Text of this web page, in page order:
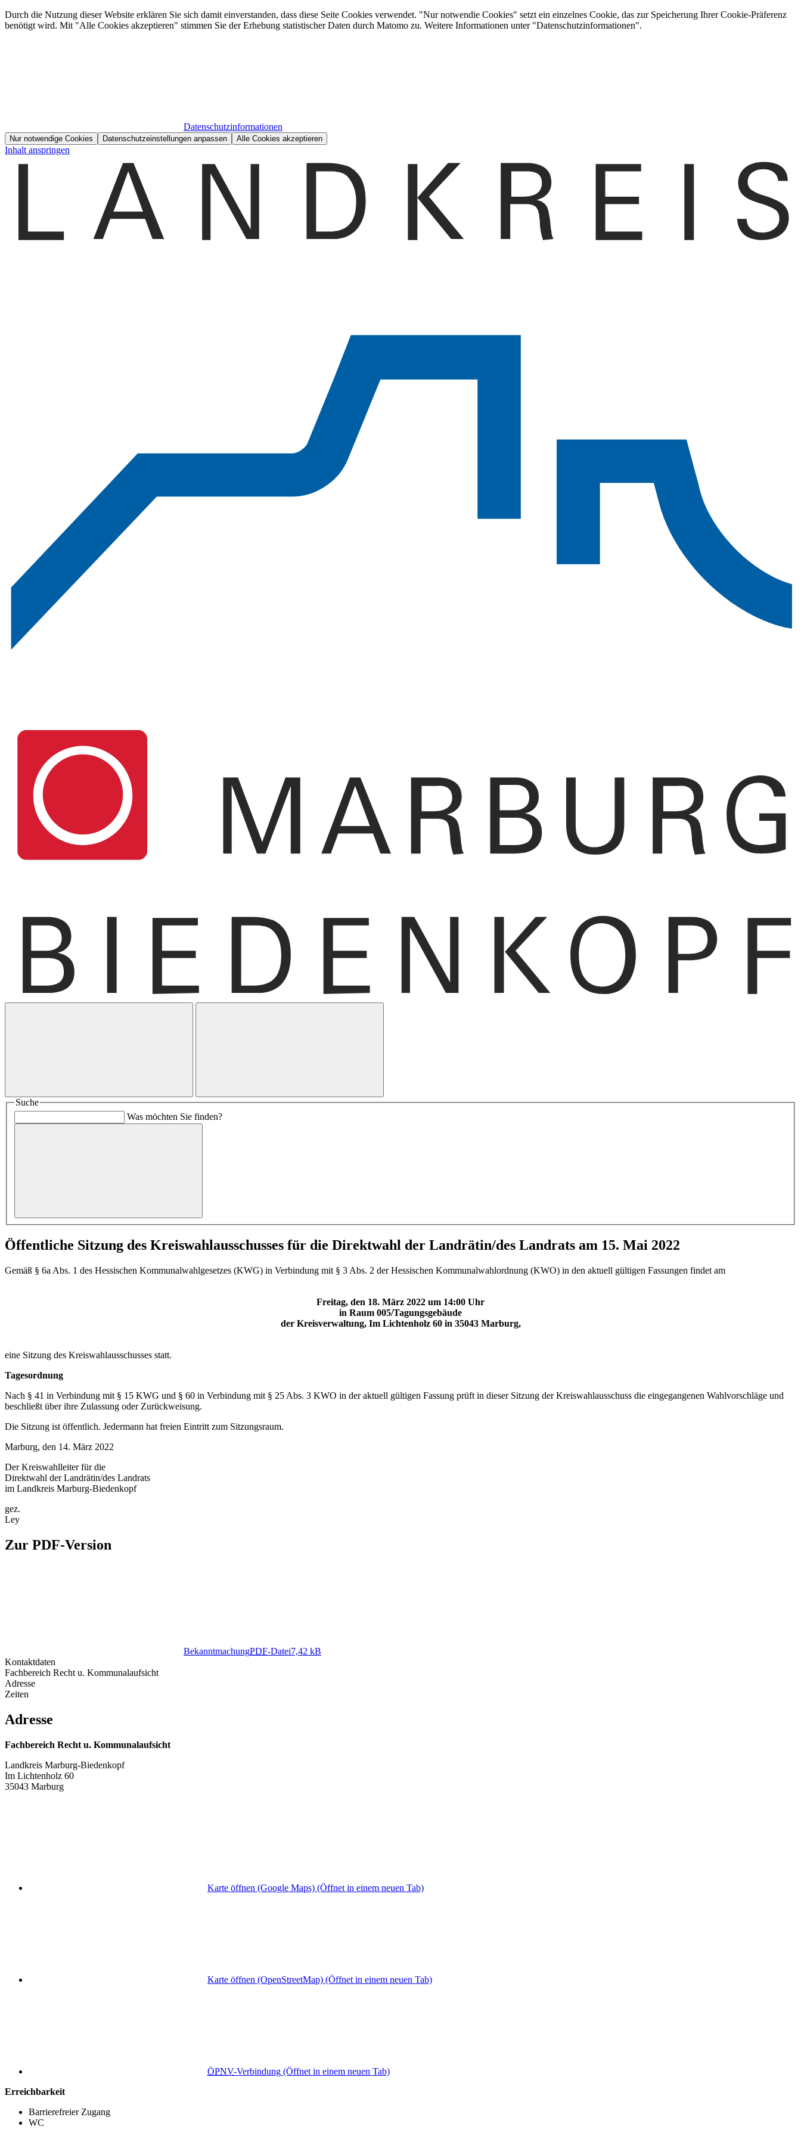
Durch die Nutzung dieser Website erklären Sie sich damit einverstanden, dass diese Seite Cookies verwendet. "Nur notwendie Cookies" setzt ein einzelnes Cookie, das zur Speicherung Ihrer Cookie-Präferenz
benötigt wird. Mit "Alle Cookies akzeptieren" stimmen Sie der Erhebung statistischer Daten durch Matomo zu. Weitere Informationen unter "Datenschutzinformationen".
Datenschutzinformationen
Nur notwendige Cookies Datenschutzeinstellungen anpassen Alle Cookies akzeptieren
Inhalt anspringen
Suche
Was möchten Sie finden?
Öffentliche Sitzung des Kreiswahlausschusses für die Direktwahl der Landrätin/des Landrats am 15. Mai 2022
Gemäß § 6a Abs. 1 des Hessischen Kommunalwahlgesetzes (KWG) in Verbindung mit § 3 Abs. 2 der Hessischen Kommunalwahlordnung (KWO) in den aktuell gültigen Fassungen findet am
Freitag, den 18. März 2022 um 14:00 Uhr
in Raum 005/Tagungsgebäude
der Kreisverwaltung, Im Lichtenholz 60 in 35043 Marburg,
eine Sitzung des Kreiswahlausschusses statt.
Tagesordnung
Nach § 41 in Verbindung mit § 15 KWG und § 60 in Verbindung mit § 25 Abs. 3 KWO in der aktuell gültigen Fassung prüft in dieser Sitzung der Kreiswahlausschuss die eingegangenen Wahlvorschläge und
beschließt über ihre Zulassung oder Zurückweisung.
Die Sitzung ist öffentlich. Jedermann hat freien Eintritt zum Sitzungsraum.
Marburg, den 14. März 2022
Der Kreiswahlleiter für die
Direktwahl der Landrätin/des Landrats
im Landkreis Marburg-Biedenkopf
gez.
Ley
Zur PDF-Version
BekanntmachungPDF-Datei7,42 kB
Kontaktdaten
Fachbereich Recht u. Kommunalaufsicht
Adresse
Zeiten
Adresse
Fachbereich Recht u. Kommunalaufsicht
Landkreis Marburg-Biedenkopf
Im Lichtenholz 60
35043 Marburg
Karte öffnen (Google Maps) (Öffnet in einem neuen Tab)
Karte öffnen (OpenStreetMap) (Öffnet in einem neuen Tab)
ÖPNV-Verbindung (Öffnet in einem neuen Tab)
Erreichbarkeit
Barrierefreier Zugang
WC